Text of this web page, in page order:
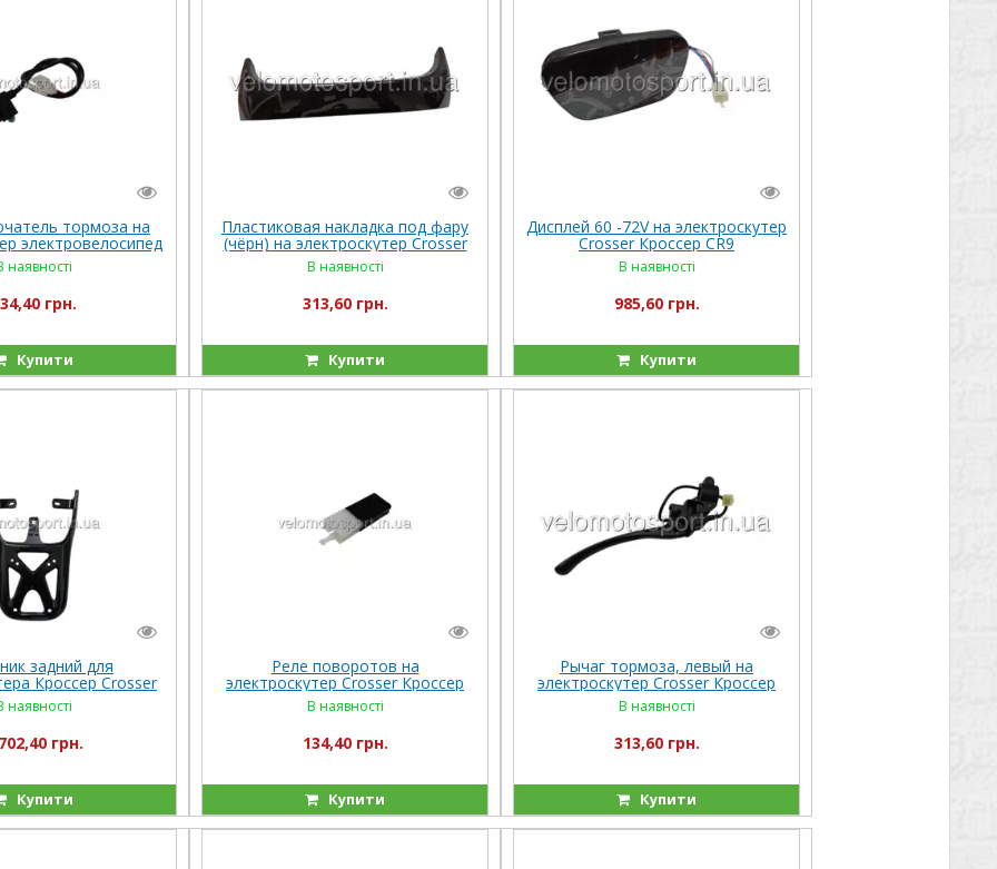
тормоза на
электровелосипед
Кроссер CR-9
наявності
грн.
Купити
Пластиковая накладка под фару
(чёрн) на электроскутер Crosser
Кроссер CR-9
В наявності
313,60 грн.
Купити
Дисплей 60 -72V на электроскутер
Crosser Кроссер CR9
В наявності
985,60 грн.
Купити
задний для
Кроссер Crosser
CR-9
наявності
грн.
Купити
Реле поворотов на
электроскутер Crosser Кроссер
CR-9
В наявності
134,40 грн.
Купити
Рычаг тормоза, левый на
электроскутер Crosser Кроссер
CR-9
В наявності
313,60 грн.
Купити